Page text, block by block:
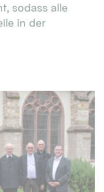
sodass alle
in der